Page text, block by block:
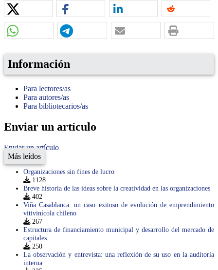
Información
Para lectores/as
Para autores/as
Para bibliotecarios/as
Enviar un artículo
Enviar un artículo
Más leídos
Organizaciones sin fines de lucro
1128
Breve historia de las ideas sobre la creatividad en las organizaciones
402
Viña Casablanca: un caso exitoso de evolución de emprendimiento
vitivinícola chileno
267
Estructura de financiamiento municipal y desarrollo del mercado de
capitales
250
La observación y entrevista: una reflexión de su uso en la auditoría
interna